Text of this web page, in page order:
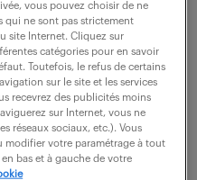
savoir-
les logiciels de
vous pouvez choisir de ne
qui ne sont pas strictement
site Internet. Cliquez sur
catégories pour en savoir
Toutefois, le refus de certains
sur le site et les services
recevrez des publicités moins
sur Internet, vous ne
réseaux sociaux, etc.). Vous
modifier votre paramétrage à tout
bas et à gauche de votre